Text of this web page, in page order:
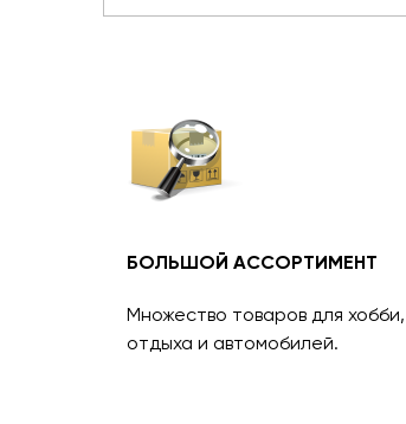
БОЛЬШОЙ АССОРТИМЕНТ
Множество товаров для хобби,
отдыха и автомобилей.